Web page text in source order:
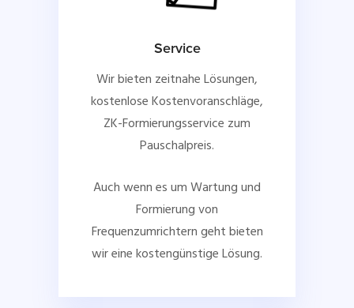
Service
Wir bieten zeitnahe Lösungen,
kostenlose Kostenvoranschläge,
ZK-Formierungsservice zum
Pauschalpreis.
Auch wenn es um Wartung und
Formierung von
Frequenzumrichtern geht bieten
wir eine kostengünstige Lösung.